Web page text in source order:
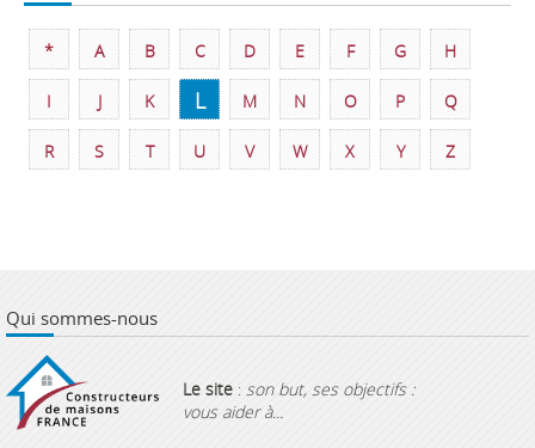
* A B C D E F G H
I J K L M N O P Q
R S T U V W X Y Z
Qui sommes-nous
Le site : son but, ses objectifs :
vous aider à...